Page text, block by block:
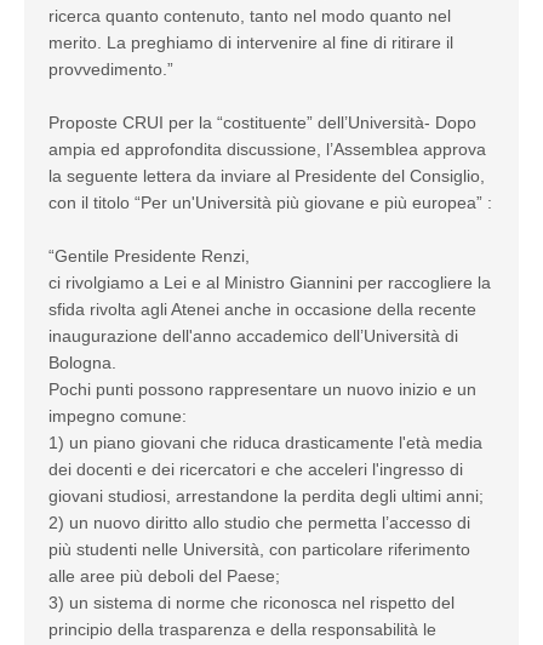
ricerca quanto contenuto, tanto nel modo quanto nel
merito. La preghiamo di intervenire al fine di ritirare il
provvedimento.”
Proposte CRUI per la “costituente” dell’Università- Dopo
ampia ed approfondita discussione, l’Assemblea approva
la seguente lettera da inviare al Presidente del Consiglio,
con il titolo “Per un'Università più giovane e più europea” :
“Gentile Presidente Renzi,
ci rivolgiamo a Lei e al Ministro Giannini per raccogliere la
sfida rivolta agli Atenei anche in occasione della recente
inaugurazione dell'anno accademico dell’Università di
Bologna.
Pochi punti possono rappresentare un nuovo inizio e un
impegno comune:
1) un piano giovani che riduca drasticamente l'età media
dei docenti e dei ricercatori e che acceleri l'ingresso di
giovani studiosi, arrestandone la perdita degli ultimi anni;
2) un nuovo diritto allo studio che permetta l’accesso di
più studenti nelle Università, con particolare riferimento
alle aree più deboli del Paese;
3) un sistema di norme che riconosca nel rispetto del
principio della trasparenza e della responsabilità le